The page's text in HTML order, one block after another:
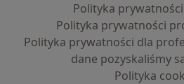
Polityka
Polityka prywatności
Polityka prywatności dla
dane pozyskaliśmy
Polityka